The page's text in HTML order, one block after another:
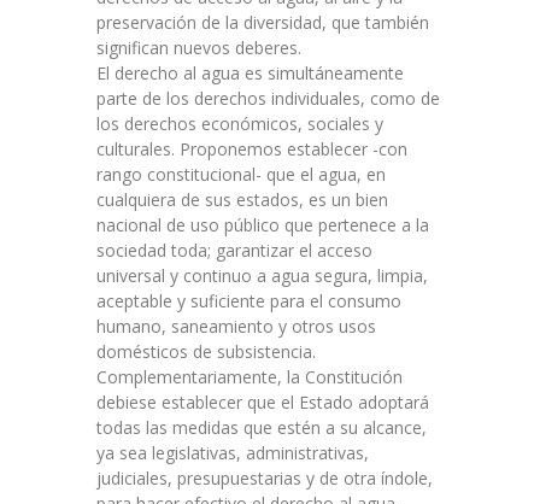
preservación de la diversidad, que también
significan nuevos deberes.
El derecho al agua es simultáneamente
parte de los derechos individuales, como de
los derechos económicos, sociales y
culturales. Proponemos establecer -con
rango constitucional- que el agua, en
cualquiera de sus estados, es un bien
nacional de uso público que pertenece a la
sociedad toda; garantizar el acceso
universal y continuo a agua segura, limpia,
aceptable y suficiente para el consumo
humano, saneamiento y otros usos
domésticos de subsistencia.
Complementariamente, la Constitución
debiese establecer que el Estado adoptará
todas las medidas que estén a su alcance,
ya sea legislativas, administrativas,
judiciales, presupuestarias y de otra índole,